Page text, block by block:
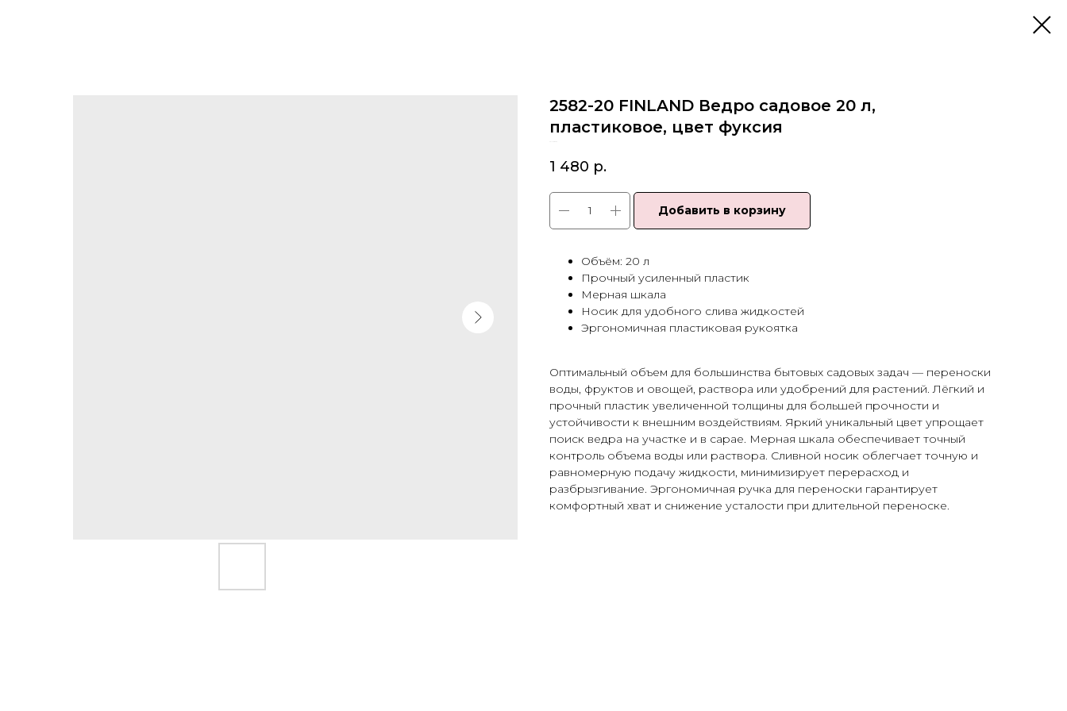
2582-20 FINLAND Ведро садовое 20 л,
пластиковое, цвет фуксия
1 480 р.
Добавить в корзину
Объём: 20 л
Прочный усиленный пластик
Мерная шкала
Носик для удобного слива жидкостей
Эргономичная пластиковая рукоятка
Оптимальный объем для большинства бытовых садовых задач — переноски
воды, фруктов и овощей, раствора или удобрений для растений. Лёгкий и
прочный пластик увеличенной толщины для большей прочности и
устойчивости к внешним воздействиям. Яркий уникальный цвет упрощает
поиск ведра на участке и в сарае. Мерная шкала обеспечивает точный
контроль объема воды или раствора. Сливной носик облегчает точную и
равномерную подачу жидкости, минимизирует перерасход и
разбрызгивание. Эргономичная ручка для переноски гарантирует
комфортный хват и снижение усталости при длительной переноске.